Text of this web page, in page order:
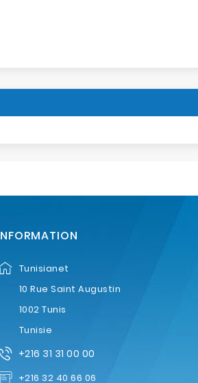
Tunisianet
10 Rue Saint Augustin
1002 Tunis
Tunisie
+216 31 31 00 00
+216 32 40 66 06